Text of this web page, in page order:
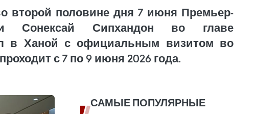
второй половине дня 7 июня Премьер-
Сонексай Сипхандон во главе
в Ханой с официальным визитом во
с 7 по 9 июня 2026 года.
САМЫЕ ПОПУЛЯРНЫЕ